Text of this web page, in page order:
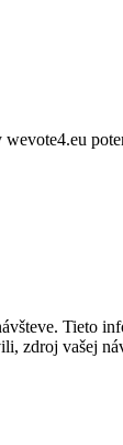
Tieto
vašej